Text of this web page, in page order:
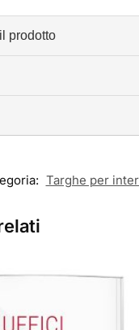
prodotto
Targhe per